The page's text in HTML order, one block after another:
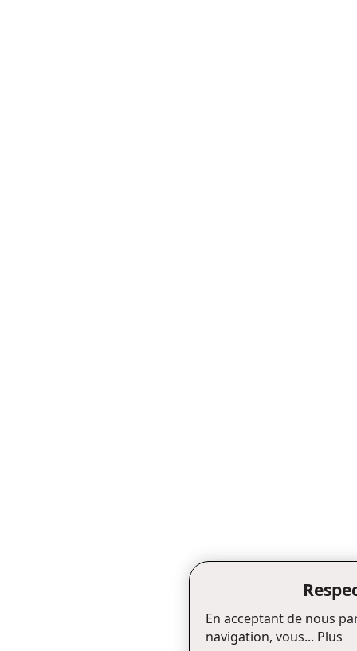
En acceptant de nous
navigation, vous... Plus